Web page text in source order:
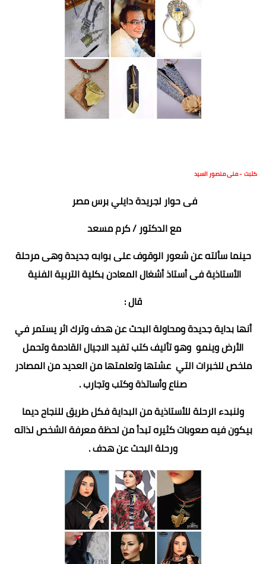
كتبت - منى منصور السيد
فى حوار لجريدة دايلي برس مصر
مع الدكتور / كرم مسعد
حينما سألته عن شعور الوقوف على بوابه جديدة وهى مرحلة
الأستاذية فى أستاذ أشغال المعادن بكلية التربية الفنية
قال :
أنها بداية جديدة ومحاولة البحث عن هدف وترك اثر يستمر في
الأرض وينمو وهو تأليف كتب تفيد الاجيال القادمة وتحمل
ملخص للخبرات التي عشتها وتعلمتها من العديد من المصادر
صناع وأساتذة وكتب وتجارب .
ولنبدء الرحلة للأستاذية من البداية فكل طريق للنجاح ديما
بيكون فيه صعوبات كثيره تبدأ من لحظة معرفة الشخص لذاته
ورحلة البحث عن هدف .